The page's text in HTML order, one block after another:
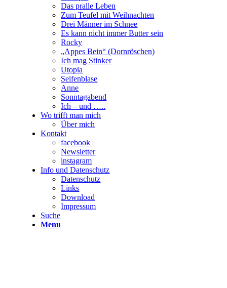
Das pralle Leben
Zum Teufel mit Weihnachten
Drei Männer im Schnee
Es kann nicht immer Butter sein
Rocky
„Appes Bein“ (Dornröschen)
Ich mag Stinker
Utopia
Seifenblase
Anne
Sonntagabend
Ich – und …..
Wo trifft man mich
Über mich
Kontakt
facebook
Newsletter
instagram
Info und Datenschutz
Datenschutz
Links
Download
Impressum
Suche
Menu